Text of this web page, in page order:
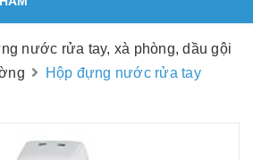
nước rửa tay, xà phòng, dầu gội
Hộp đựng nước rửa tay